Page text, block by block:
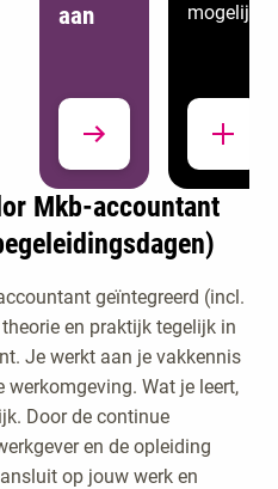
aan
Er zijn op dit
moment geen
activiteiten
gepland. Wil je
toch graag
langskomen of
heb je een
Mkb-accountant
geïntegreerd (incl.
en praktijk tegelijk in
Je werkt aan je vakkennis
Wat je leert,
Door de continue
en de opleiding
op jouw werk en